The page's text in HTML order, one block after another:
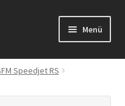
Menü
Speedjet RS